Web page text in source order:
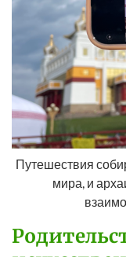
Путешествия
мира, и